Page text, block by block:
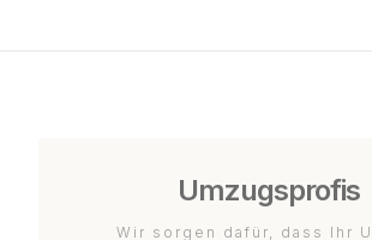
Umzugsprofis
Wir sorgen dafür, dass Ihr